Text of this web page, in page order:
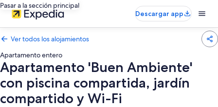
Pasar a la sección principal
Descargar app
Ver todos los alojamientos
Apartamento entero
Apartamento 'Buen Ambiente'
con piscina compartida, jardín
compartido y Wi-Fi